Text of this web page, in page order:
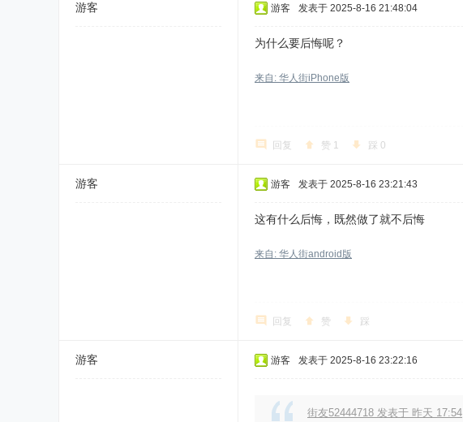
游客 游客 发表于 2025-8-16 21:48:04
为什么要后悔呢？
来自: 华人街iPhone版
回复 赞 1 踩 0
游客 游客 发表于 2025-8-16 23:21:43
这有什么后悔，既然做了就不后悔
来自: 华人街android版
回复 赞 踩
游客 游客 发表于 2025-8-16 23:22:16
街友52444718 发表于 昨天 17:54